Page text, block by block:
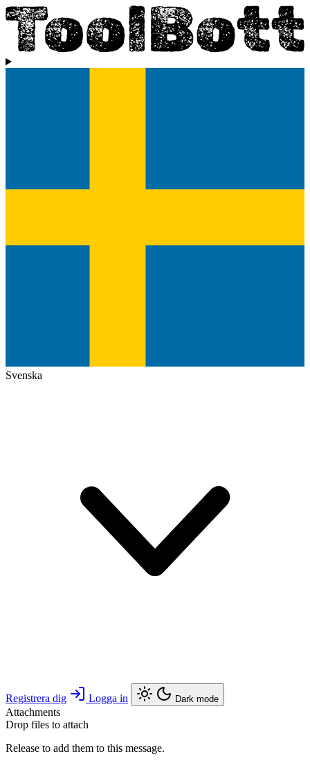
Svenska
Registrera dig Logga in Dark mode
Attachments
Drop files to attach
Release to add them to this message.